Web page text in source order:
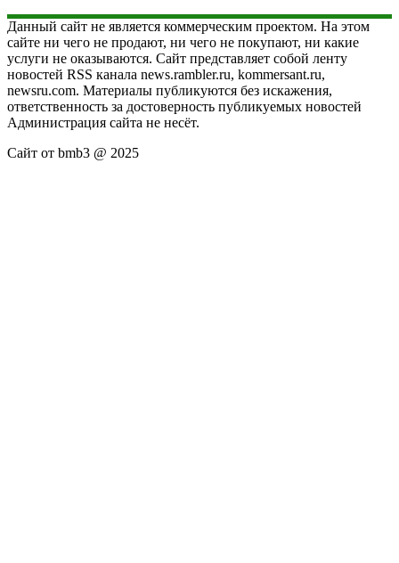
Данный сайт не является коммерческим проектом. На этом
сайте ни чего не продают, ни чего не покупают, ни какие
услуги не оказываются. Сайт представляет собой ленту
новостей RSS канала news.rambler.ru, kommersant.ru,
newsru.com. Материалы публикуются без искажения,
ответственность за достоверность публикуемых новостей
Администрация сайта не несёт.
Сайт от bmb3 @ 2025